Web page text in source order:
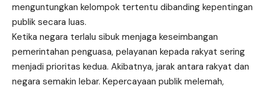
menguntungkan kelompok tertentu dibanding kepentingan
publik secara luas.
Ketika negara terlalu sibuk menjaga keseimbangan
pemerintahan penguasa, pelayanan kepada rakyat sering
menjadi prioritas kedua. Akibatnya, jarak antara rakyat dan
negara semakin lebar. Kepercayaan publik melemah,